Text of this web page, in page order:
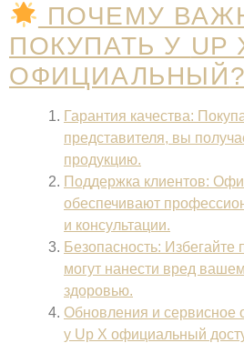
ПОЧЕМУ
ПОКУПАТЬ У UP
ОФИЦИАЛЬНЫЙ?
Гарантия качества:
представителя, вы
продукцию.
Поддержка клиентов:
обеспечивают
и консультации.
Безопасность: Избегайте
могут нанести вред
здоровью.
Обновления и сервисное
у Up X официальный